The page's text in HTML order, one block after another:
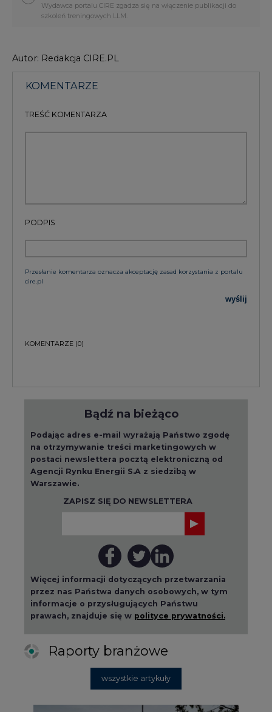
Autor: Redakcja CIRE.PL
TREŚĆ KOMENTARZA
Przesłanie komentarza oznacza akceptację zasad korzystania z portalu
Podając adres e-mail wyrażają Państwo zgodę
na otrzymywanie treści marketingowych w
postaci newslettera pocztą elektroniczną od
Agencji Rynku Energii S.A z siedzibą w
Warszawie.
ZAPISZ SIĘ DO NEWSLETTERA
Więcej informacji dotyczących przetwarzania
przez nas Państwa danych osobowych, w tym
informacje o przysługujących Państwu
prawach, znajduje się w polityce prywatności.
Raporty branżowe